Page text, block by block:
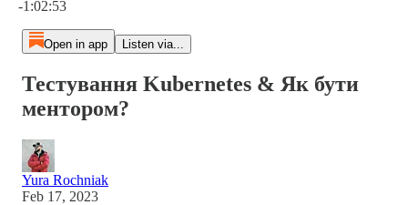
-1:02:53
Open in app Listen via...
Тестування Kubernetes & Як бути
ментором?
Yura Rochniak
Feb 17, 2023